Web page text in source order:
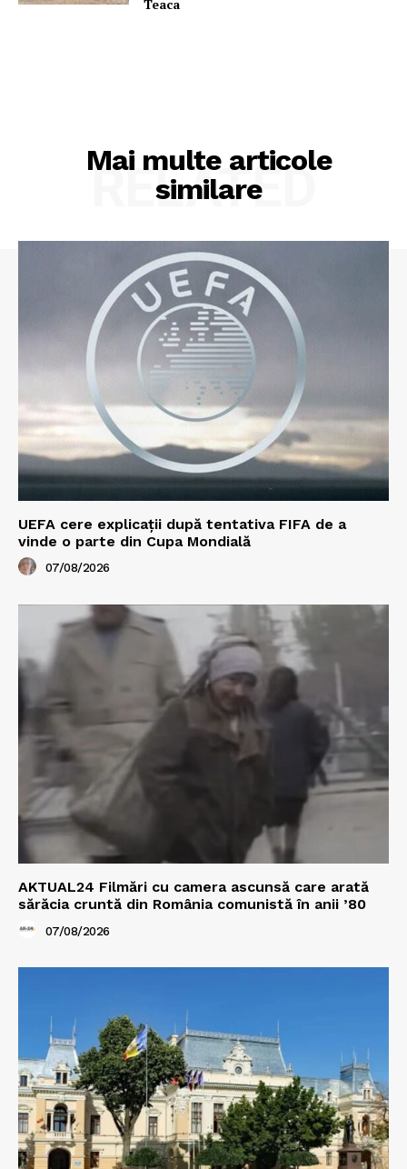
Teaca
Mai multe articole
similare
RELATED
UEFA cere explicații după tentativa FIFA de a
vinde o parte din Cupa Mondială
07/08/2026
AKTUAL24 Filmări cu camera ascunsă care arată
sărăcia cruntă din România comunistă în anii ’80
07/08/2026